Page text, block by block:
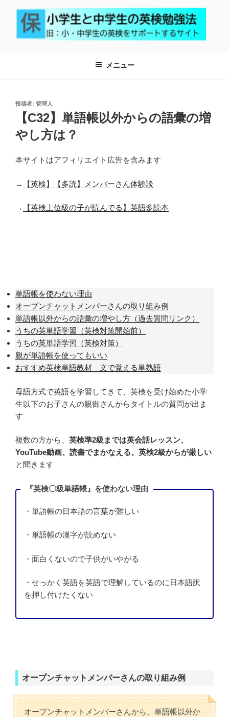
メニュー
投
投稿者: 管理人
【C32】単語帳以外からの語彙の増
やし方は？
本サイトはアフィリエイト広告を含みます
→ 【英検】【多読】メンバーさん体験談
→ 【英検上位級の子が読んでる】英語多読本
単語帳を使わない理由
オープンチャットメンバーさんの取り組み例
単語帳以外からの語彙の増やし方（過去質問リンク）
うちの英単語学習（英検対策開始前）
うちの英単語学習（英検対策）
親が単語帳を使ってもいい
おすすめ英検単語教材 文で覚える単熟語
母語方式で英語を学習してきて、英検を受け始めた小学
生以下のお子さんの親御さんからタイトルの質問が出ま
す
複数の方から、 英検準2級までは英会話レッスン、
YouTube動画、読書でまかなえる。英検2級からが厳しい
と聞きます
『英検〇級単語帳』を使わない理由
・単語帳の日本語の言葉が難しい
・単語帳の漢字が読めない
・面白くないので子供がいやがる
・せっかく英語を英語で理解しているのに日本語訳
を押し付けたくない
オープンチャットメンバーさんの取り組み例
オープンチャットメンバーさんから、単語帳以外か